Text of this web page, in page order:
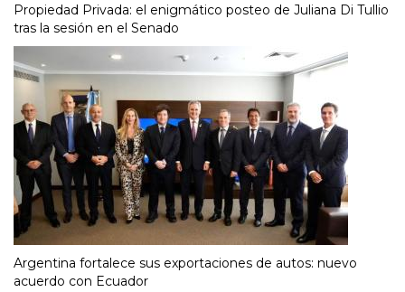
Propiedad Privada: el enigmático posteo de Juliana Di Tullio
tras la sesión en el Senado
Argentina fortalece sus exportaciones de autos: nuevo
acuerdo con Ecuador